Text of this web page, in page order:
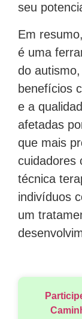
seu
Em
é uma
do
benefícios
e a
afetadas
que mais
cuidadores
técnica
indivíduos
um